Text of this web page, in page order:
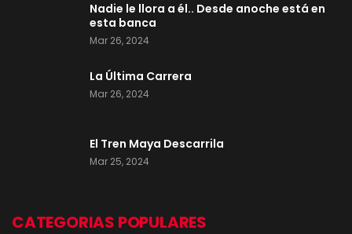
Nadie le llora a él.. Desde anoche está en
esta banca
Mar 26, 2024
La Última Carrera
Mar 26, 2024
El Tren Maya Descarrila
Mar 25, 2024
CATEGORIAS POPULARES